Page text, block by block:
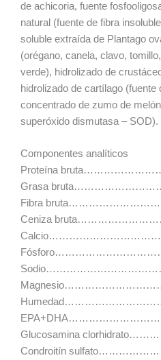
de achicoria, fuente
natural (fuente de fibra
soluble extraída de Plantago
(orégano, canela, clavo,
verde), hidrolizado de
hidrolizado de cartílago (fuente
concentrado de zumo de
superóxido dismutasa – SOD).
Componentes analíticos
Proteína
Grasa
Fibra
Ceniza
Glucosamina
Condroitín